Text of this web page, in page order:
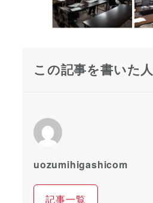
この記事を書いた人
uozumihigashicom
記事一覧